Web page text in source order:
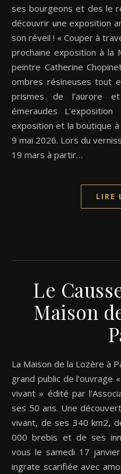
ses bourgeons et des le
découvrir une exposition
son réveil ! « Couper à
prochaine exposition à la
peintre Catherine
ombres résineuses tout
prismes de l’aurore et
émeraudes
exposition et la boutique
9 mai 2026. Lors du
19 mars à partir…
LIRE
Le
Maison
La Maison de la Lozère à Paris vous invite à la présentation
grand public de l’ouvrage
vivant » édité par
ses 50 ans. Une
vivant, de ses 340 km2,
000 brebis et de ses
vous le samedi 17
ingrate scarifiée avec